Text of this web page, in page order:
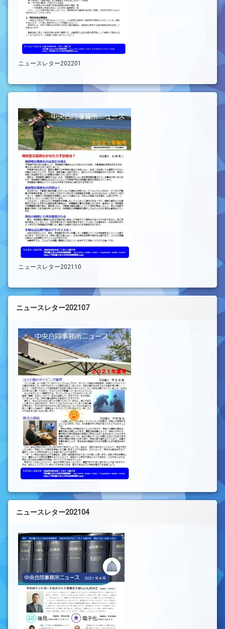
ニュースレター202201
ニュースレター202110
ニュースレター202107
ニュースレター202104